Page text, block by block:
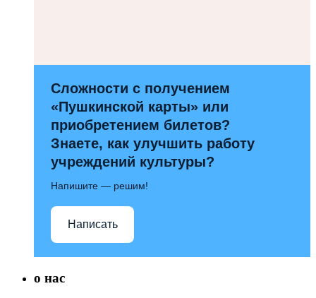
Сложности с получением
«Пушкинской карты» или
приобретением билетов?
Знаете, как улучшить работу
учреждений культуры?
Напишите — решим!
Написать
о нас